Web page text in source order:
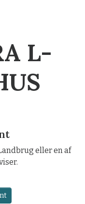
L-
eller en af